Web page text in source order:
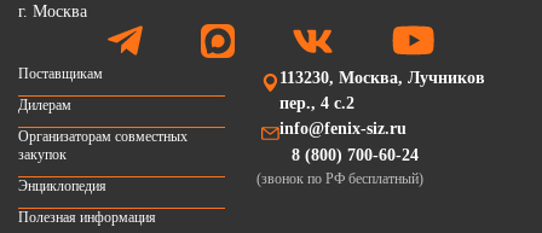
Поставщикам
Дилерам
Организаторам совместных
закупок
Энциклопедия
Полезная информация
113230, Москва, Лучников
пер., 4 с.2
info@fenix-siz.ru
8 (800) 700-60-24
(звонок по РФ бесплатный)